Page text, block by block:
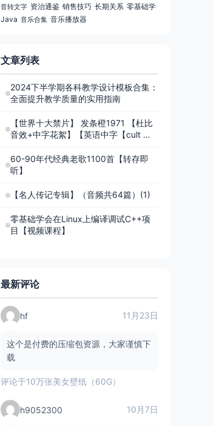
音转文字 资治通鉴 销售技巧 长期关系 零基础学
Java 音乐合集 音乐播放器
文章列表
2024下半学期各科教学设计模板合集：
全面提升教学质量的实用指南
【世界十大禁片】 发条橙1971 【杜比
音效+中字花絮】【英语中字【cult 邪
获得奥斯卡提名的x级电影
60-90年代经典老歌1100首【转存即
听】
【名人传记专辑】（音频共64篇）(1)
零基础学会在Linux上编译调试C++项
目【视频课程】
最新评论
hf 11月23日
这个是付费的压缩包资源，大家谨慎下
载
评论于10万张美女壁纸（60G）
h9052300 10月7日